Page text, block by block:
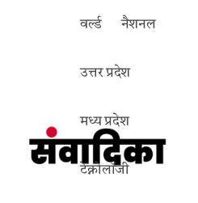
वर्ल्ड नैशनल
उत्तर प्रदेश
मध्य प्रदेश
टेक्नोलॉजी